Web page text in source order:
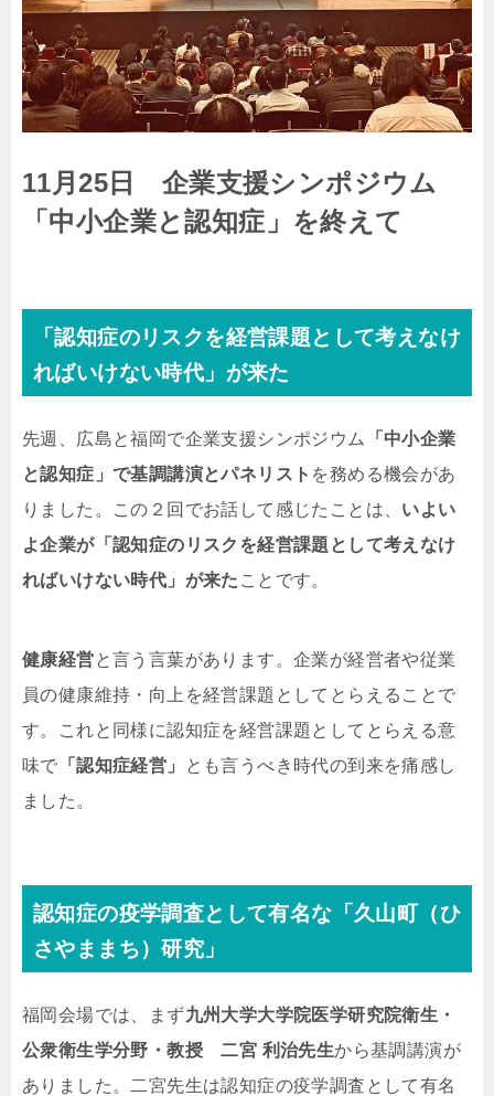
11月25日 企業支援シンポジウム
「中小企業と認知症」を終えて
「認知症のリスクを経営課題として考えなけ
ればいけない時代」が来た
先週、広島と福岡で企業支援シンポジウム
「中小企業
と認知症」で基調講演とパネリスト を務める機会があ
りました。この２回でお話して感じたことは、 いよい
よ企業が「認知症のリスクを経営課題として考えなけ
ればいけない時代」が来た ことです。
健康経営と言う言葉があります。企業が経営者や従業
員の健康維持・向上を経営課題としてとらえることで
す。これと同様に認知症を経営課題としてとらえる意
味で 「認知症経営」
とも言うべき時代の到来を痛感し
ました。
認知症の疫学調査として有名な 「久山町（ひ
さやままち）研究」
福岡会場では、まず九州大学大学院医学研究院衛生・
公衆衛生学分野・教授 二宮 利治先生から基調講演が
ありました。二宮先生は認知症の疫学調査として有名